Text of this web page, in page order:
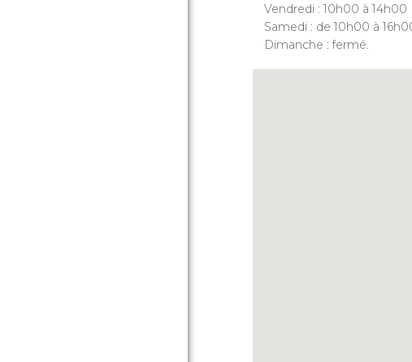
Vendredi : 10h00 à 14h00
Samedi : de 10h00 à
Dimanche : fermé.